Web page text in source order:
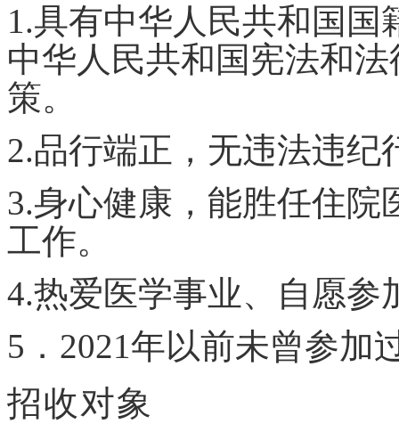
1.具有中华人民共和国
中华人民共和国宪法和
策。
2.品行端正，无违法违纪
3.身心健康，能胜任住
工作。
4.热爱医学事业、自愿参
5．2021年以前未曾参加
招收对象